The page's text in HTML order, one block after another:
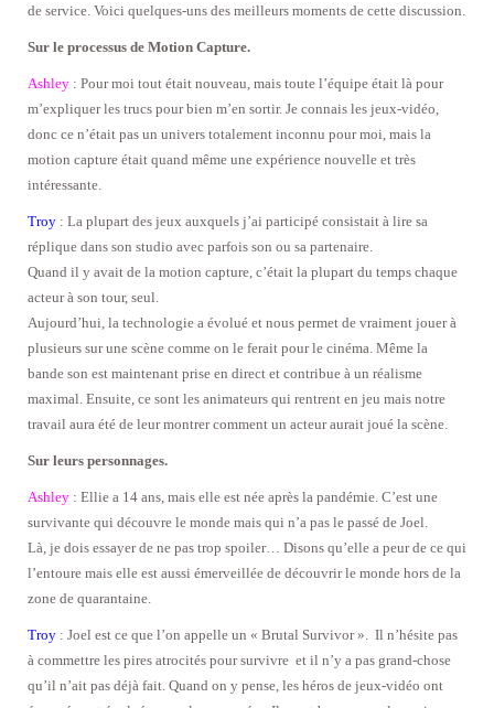
de service. Voici quelques-uns des meilleurs moments de cette discussion.
Sur le processus de Motion Capture.
Ashley : Pour moi tout était nouveau, mais toute l’équipe était là pour
m’expliquer les trucs pour bien m’en sortir. Je connais les jeux-vidéo,
donc ce n’était pas un univers totalement inconnu pour moi, mais la
motion capture était quand même une expérience nouvelle et très
intéressante.
Troy : La plupart des jeux auxquels j’ai participé consistait à lire sa
réplique dans son studio avec parfois son ou sa partenaire.
Quand il y avait de la motion capture, c’était la plupart du temps chaque
acteur à son tour, seul.
Aujourd’hui, la technologie a évolué et nous permet de vraiment jouer à
plusieurs sur une scène comme on le ferait pour le cinéma. Même la
bande son est maintenant prise en direct et contribue à un réalisme
maximal. Ensuite, ce sont les animateurs qui rentrent en jeu mais notre
travail aura été de leur montrer comment un acteur aurait joué la scène.
Sur leurs personnages.
Ashley : Ellie a 14 ans, mais elle est née après la pandémie. C’est une
survivante qui découvre le monde mais qui n’a pas le passé de Joel.
Là, je dois essayer de ne pas trop spoiler… Disons qu’elle a peur de ce qui
l’entoure mais elle est aussi émerveillée de découvrir le monde hors de la
zone de quarantaine.
Troy : Joel est ce que l’on appelle un « Brutal Survivor ». Il n’hésite pas
à commettre les pires atrocités pour survivre et il n’y a pas grand-chose
qu’il n’ait pas déjà fait. Quand on y pense, les héros de jeux-vidéo ont